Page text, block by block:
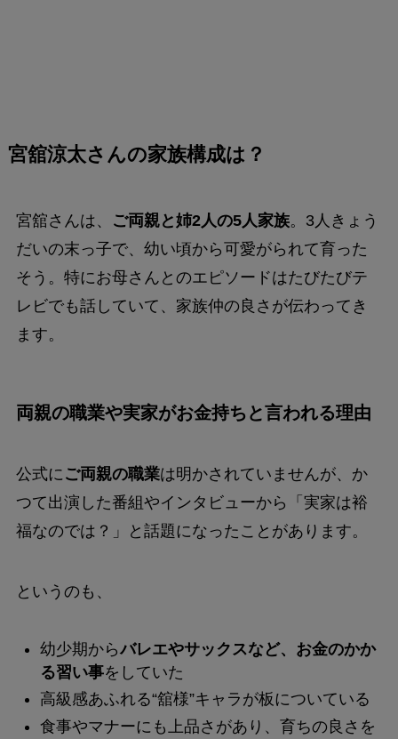
宮舘涼太さんの家族構成は？
宮舘さんは、 ご両親と姉2人の5人家族。3人きょう
だいの末っ子で、幼い頃から可愛がられて育った
そう。特にお母さんとのエピソードはたびたびテ
レビでも話していて、家族仲の良さが伝わってき
ます。
両親の職業や実家がお金持ちと言われる理由
公式にご両親の職業は明かされていませんが、か
つて出演した番組やインタビューから「実家は裕
福なのでは？」と話題になったことがあります。
というのも、
幼少期からバレエやサックスなど、お金のかか
る習い事をしていた
高級感あふれる“舘様”キャラが板についている
食事やマナーにも上品さがあり、育ちの良さを